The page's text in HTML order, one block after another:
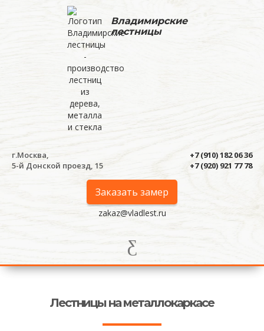
Владимирские
лестницы
г.Москва,
5-й Донской проезд, 15
+7 (910) 182 06 36
+7 (920) 921 77 78
Заказать замер
zakaz@vladlest.ru
Лестницы на металлокаркасе